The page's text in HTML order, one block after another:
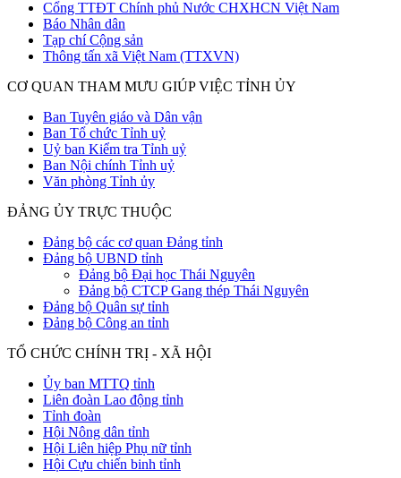
Cổng TTĐT Chính phủ Nước CHXHCN Việt Nam
Báo Nhân dân
Tạp chí Cộng sản
Thông tấn xã Việt Nam (TTXVN)
CƠ QUAN THAM MƯU GIÚP VIỆC TỈNH ỦY
Ban Tuyên giáo và Dân vận
Ban Tổ chức Tỉnh uỷ
Uỷ ban Kiểm tra Tỉnh uỷ
Ban Nội chính Tỉnh uỷ
Văn phòng Tỉnh ủy
ĐẢNG ỦY TRỰC THUỘC
Đảng bộ các cơ quan Đảng tỉnh
Đảng bộ UBND tỉnh
Đảng bộ Đại học Thái Nguyên
Đảng bộ CTCP Gang thép Thái Nguyên
Đảng bộ Quân sự tỉnh
Đảng bộ Công an tỉnh
TỔ CHỨC CHÍNH TRỊ - XÃ HỘI
Ủy ban MTTQ tỉnh
Liên đoàn Lao động tỉnh
Tỉnh đoàn
Hội Nông dân tỉnh
Hội Liên hiệp Phụ nữ tỉnh
Hội Cựu chiến binh tỉnh